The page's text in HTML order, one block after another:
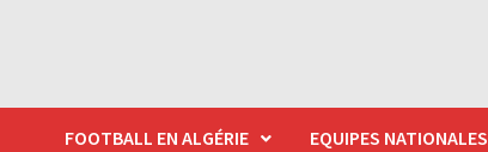
FOOTBALL EN ALGÉRIE EQUIPES NATIONALES